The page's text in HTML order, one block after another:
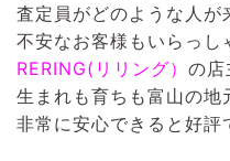
査定員がどのような人が
不安なお客様もいらっし
RERING(リリング） の店
生まれも育ちも富山の地
非常に安心できると好評